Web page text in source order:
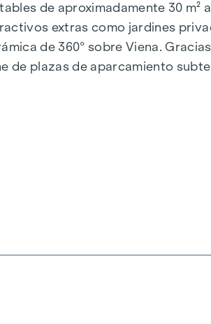
de aproximadamente 30
extras como jardines
de 360° sobre Viena.
de plazas de aparcamiento
30 a 130 m²